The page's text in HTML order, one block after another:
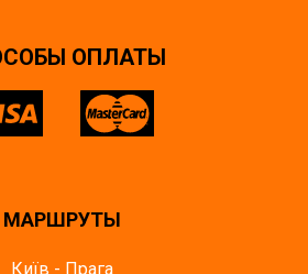
ОПЛАТЫ
МАРШРУТЫ
Київ - Прага